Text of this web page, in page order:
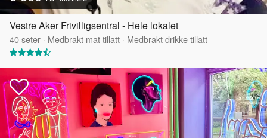
Vestre Aker Frivilligsentral - Hele lokalet
40seter · Medbrakt mat tillatt · Medbrakt drikke tillatt